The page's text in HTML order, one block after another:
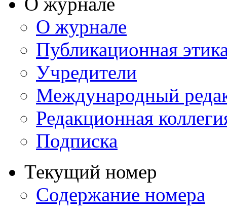
О журнале
Публикационная
Учредители
Международный
Редакционная
Подписка
Текущий номер
Содержание номера